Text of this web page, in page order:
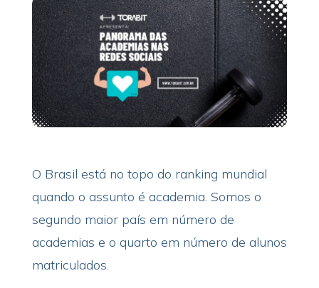
O Brasil está no topo do ranking mundial
quando o assunto é academia. Somos o
segundo maior país em número de
academias e o quarto em número de alunos
matriculados.